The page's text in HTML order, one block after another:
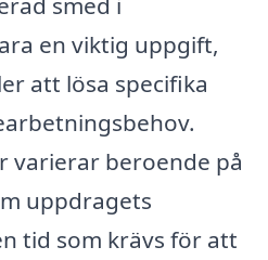
en viktig uppgift,
att lösa specifika
varierar beroende på
uppdragets
tid som krävs för att